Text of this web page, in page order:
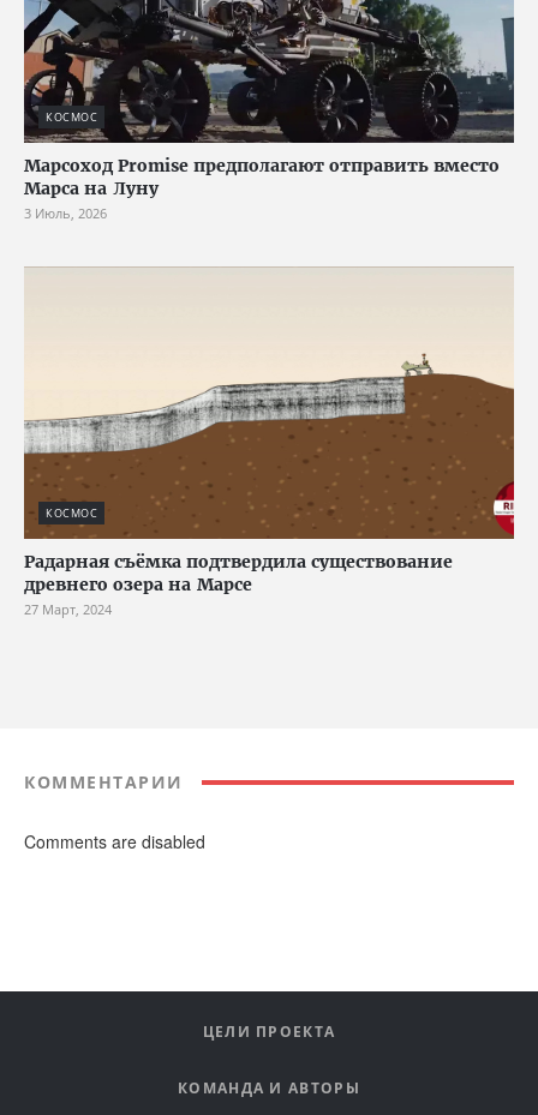
КОСМОС
Марсоход Promise предполагают отправить вместо
Марса на Луну
3 Июль, 2026
КОСМОС
Радарная съёмка подтвердила существование
древнего озера на Марсе
27 Март, 2024
КОММЕНТАРИИ
Comments are disabled
ЦЕЛИ ПРОЕКТА
КОМАНДА И АВТОРЫ